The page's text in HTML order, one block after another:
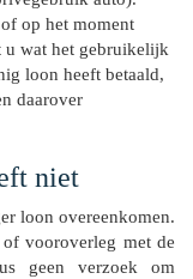
op het moment
u wat het gebruikelijk
loon heeft betaald,
daarover
niet
loon overeenkomen.
vooroverleg met de
geen verzoek om